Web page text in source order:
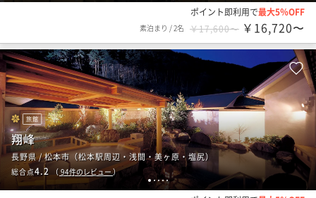
ポイント即利用で最大5％OFF
素泊まり /2名 ￥17,600〜 ￥16,720〜
1 2345
旅館
翔峰
長野県 / 松本市（松本駅周辺・浅間・美ヶ原・塩尻）
総合点4.2 （ 94件のレビュー）